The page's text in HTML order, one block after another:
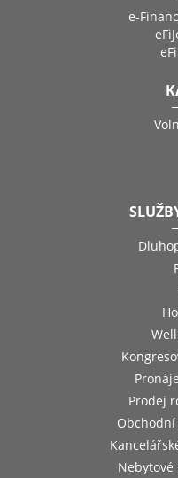
e-
Prodej
Obchodní
Nebytové